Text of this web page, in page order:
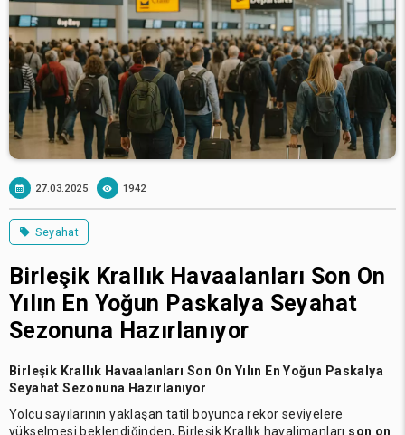
27.03.2025 1942
Seyahat
Birleşik Krallık Havaalanları Son On
Yılın En Yoğun Paskalya Seyahat
Sezonuna Hazırlanıyor
Birleşik Krallık Havaalanları Son On Yılın En Yoğun Paskalya
Seyahat Sezonuna Hazırlanıyor
Yolcu sayılarının yaklaşan tatil boyunca rekor seviyelere
yükselmesi beklendiğinden, Birleşik Krallık havalimanları son on